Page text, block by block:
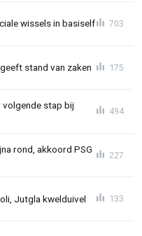
wissels in basiself 703
stand van zaken 175
stap bij
494
rond, akkoord PSG
227
Jutgla kwelduivel 133